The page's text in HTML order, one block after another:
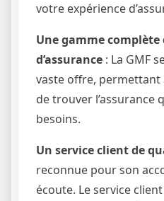
votre expérience
Une gamme
d’assurance : La GMF
vaste offre,
de trouver l’assurance
besoins.
Un service client de
reconnue pour son
écoute. Le service